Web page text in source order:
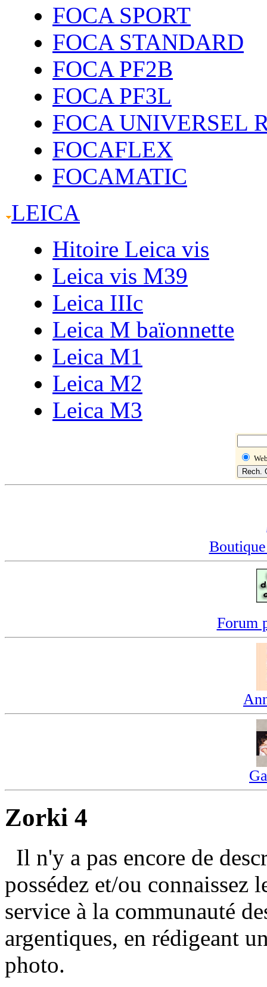
FOCA SPORT
FOCA STANDARD
FOCA PF2B
FOCA PF3L
FOCA UNIVERSEL
FOCAFLEX
FOCAMATIC
LEICA
Hitoire Leica vis
Leica vis M39
Leica IIIc
Leica M baïonnette
Leica M1
Leica M2
Leica M3
Forum
Zorki 4
Il n'y a pas encore de
possédez et/ou
service à la communauté
argentiques, en rédigeant
photo.